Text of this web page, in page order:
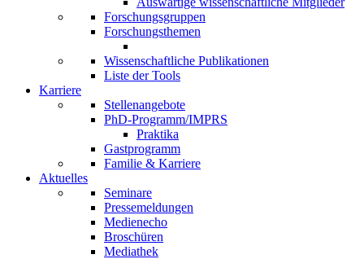
Forschungsgruppen
Forschungsthemen
Wissenschaftliche Publikationen
Liste der Tools
Karriere
Stellenangebote
PhD-Programm/IMPRS
Praktika
Gastprogramm
Familie & Karriere
Aktuelles
Seminare
Pressemeldungen
Medienecho
Broschüren
Mediathek